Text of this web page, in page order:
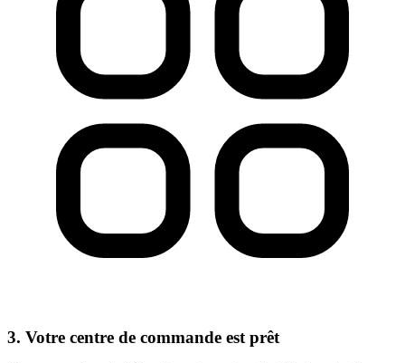
3. Votre centre de commande est prêt